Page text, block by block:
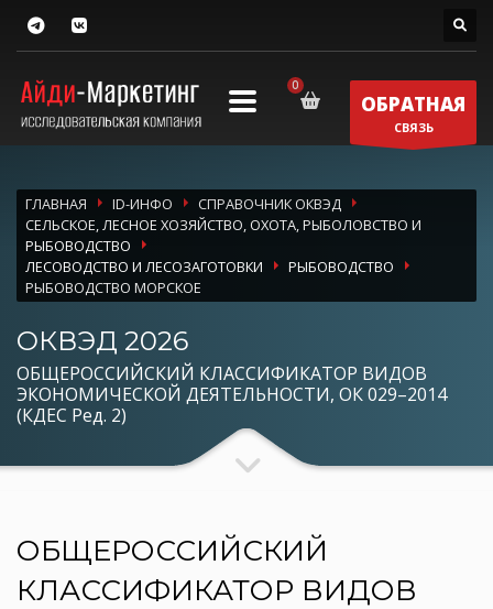
ОБРАТНАЯ
СВЯЗЬ
ГЛАВНАЯ ID-ИНФО
СПРАВОЧНИК ОКВЭД
СЕЛЬСКОЕ, ЛЕСНОЕ ХОЗЯЙСТВО, ОХОТА, РЫБОЛОВСТВО И
РЫБОВОДСТВО
ЛЕСОВОДСТВО И ЛЕСОЗАГОТОВКИ
РЫБОВОДСТВО
РЫБОВОДСТВО МОРСКОЕ
ОКВЭД 2026
ОБЩЕРОССИЙСКИЙ КЛАССИФИКАТОР ВИДОВ
ЭКОНОМИЧЕСКОЙ ДЕЯТЕЛЬНОСТИ, ОК 029–2014
(КДЕС Ред. 2)
ОБЩЕРОССИЙСКИЙ
КЛАССИФИКАТОР ВИДОВ